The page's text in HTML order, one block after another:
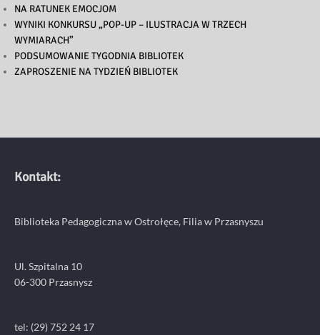
NA RATUNEK EMOCJOM
WYNIKI KONKURSU „POP-UP – ILUSTRACJA W TRZECH
WYMIARACH”
PODSUMOWANIE TYGODNIA BIBLIOTEK
ZAPROSZENIE NA TYDZIEŃ BIBLIOTEK
Kontakt:
Biblioteka Pedagogiczna w Ostrołęce, Filia w Przasnyszu
Ul. Szpitalna 10
06-300 Przasnysz
tel: (29) 752 24 17